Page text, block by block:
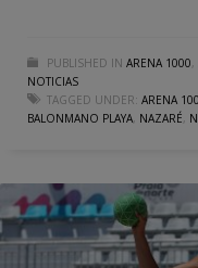
PUBLISHED IN ARENA 1000,
NOTICIAS
TAGGED UNDER: ARENA
BALONMANO PLAYA, NAZARÉ,